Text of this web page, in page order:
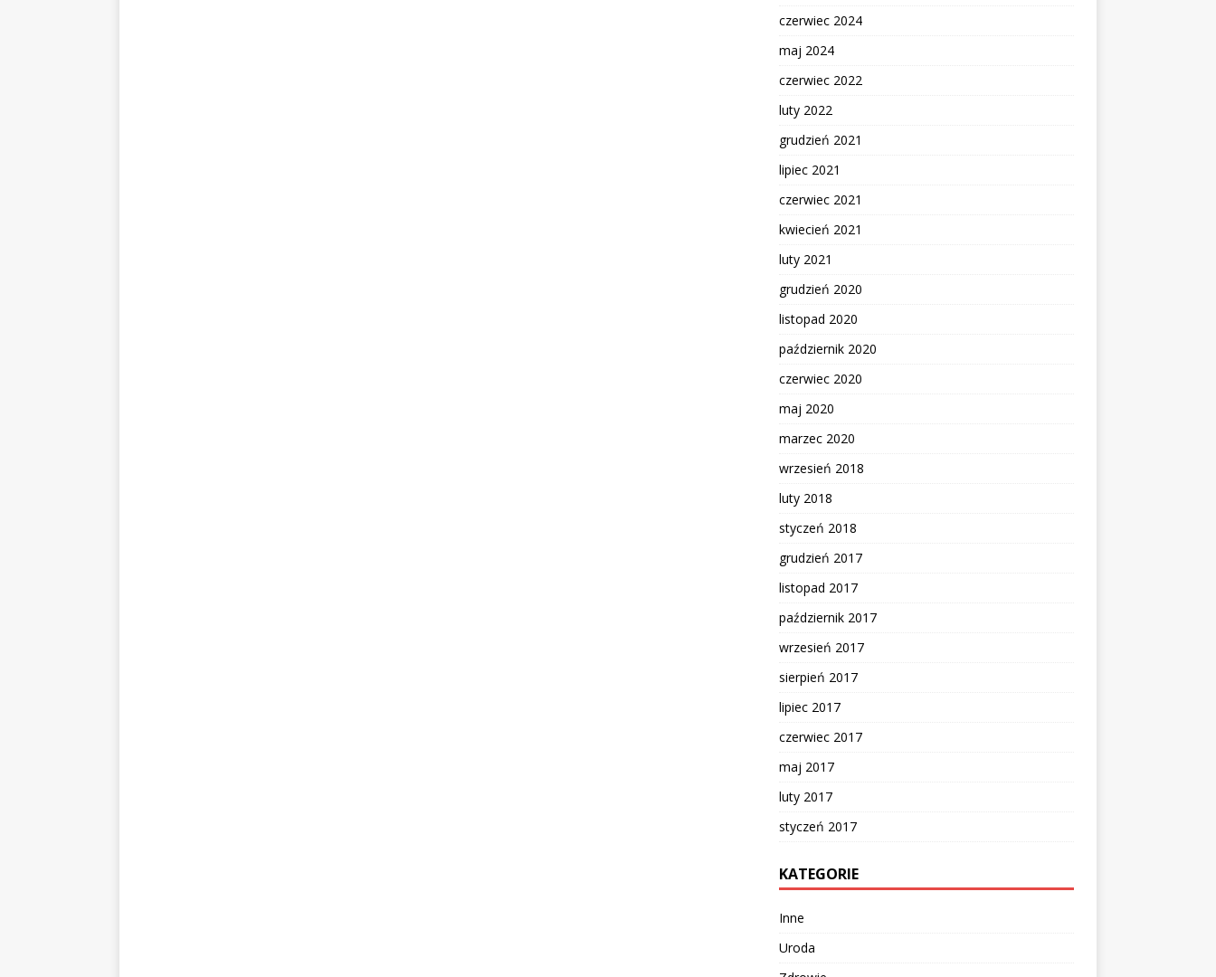
czerwiec 2024
maj 2024
czerwiec 2022
luty 2022
grudzień 2021
lipiec 2021
czerwiec 2021
kwiecień 2021
luty 2021
grudzień 2020
listopad 2020
październik 2020
czerwiec 2020
maj 2020
marzec 2020
wrzesień 2018
luty 2018
styczeń 2018
grudzień 2017
listopad 2017
październik 2017
wrzesień 2017
sierpień 2017
lipiec 2017
czerwiec 2017
maj 2017
luty 2017
styczeń 2017
KATEGORIE
Inne
Uroda